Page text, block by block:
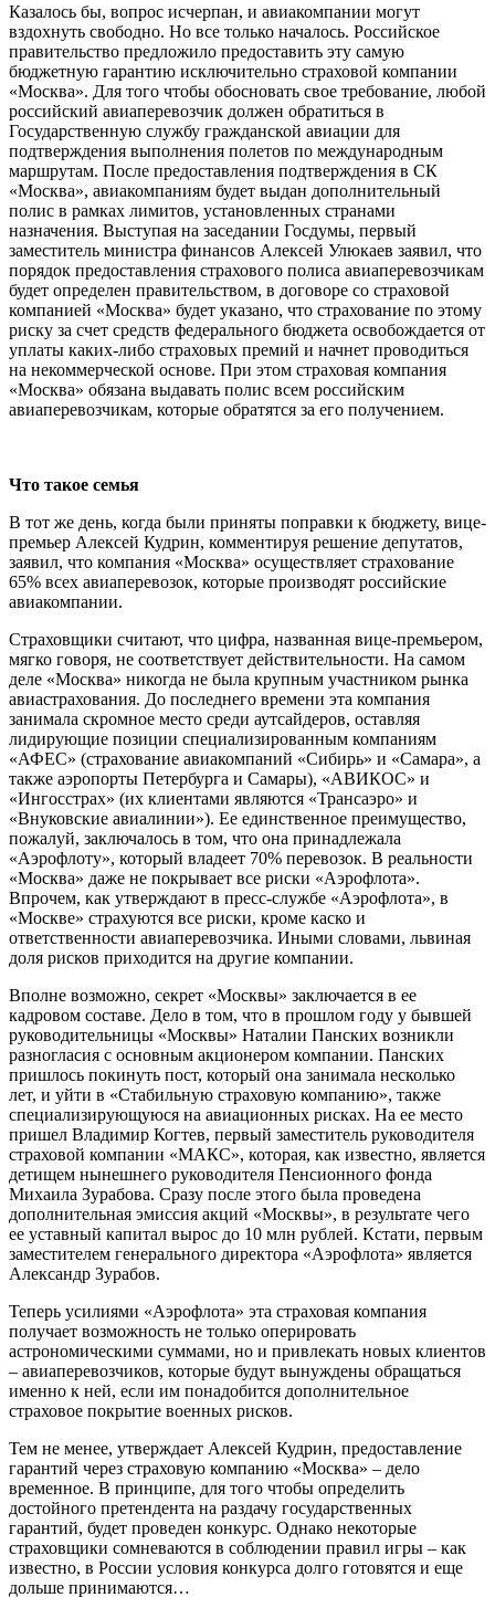
Казалось бы, вопрос исчерпан, и авиакомпании могут
вздохнуть свободно. Но все только началось. Российское
правительство предложило предоставить эту самую
бюджетную гарантию исключительно страховой компании
«Москва». Для того чтобы обосновать свое требование, любой
российский авиаперевозчик должен обратиться в
Государственную службу гражданской авиации для
подтверждения выполнения полетов по международным
маршрутам. После предоставления подтверждения в СК
«Москва», авиакомпаниям будет выдан дополнительный
полис в рамках лимитов, установленных странами
назначения. Выступая на заседании Госдумы, первый
заместитель министра финансов Алексей Улюкаев заявил, что
порядок предоставления страхового полиса авиаперевозчикам
будет определен правительством, в договоре со страховой
компанией «Москва» будет указано, что страхование по этому
риску за счет средств федерального бюджета освобождается от
уплаты каких-либо страховых премий и начнет проводиться
на некоммерческой основе. При этом страховая компания
«Москва» обязана выдавать полис всем российским
авиаперевозчикам, которые обратятся за его получением.
Что такое семья
В тот же день, когда были приняты поправки к бюджету, вице-
премьер Алексей Кудрин, комментируя решение депутатов,
заявил, что компания «Москва» осуществляет страхование
65% всех авиаперевозок, которые производят российские
авиакомпании.
Страховщики считают, что цифра, названная вице-премьером,
мягко говоря, не соответствует действительности. На самом
деле «Москва» никогда не была крупным участником рынка
авиастрахования. До последнего времени эта компания
занимала скромное место среди аутсайдеров, оставляя
лидирующие позиции специализированным компаниям
«АФЕС» (страхование авиакомпаний «Сибирь» и «Самара», а
также аэропорты Петербурга и Самары), «АВИКОС» и
«Ингосстрах» (их клиентами являются «Трансаэро» и
«Внуковские авиалинии»). Ее единственное преимущество,
пожалуй, заключалось в том, что она принадлежала
«Аэрофлоту», который владеет 70% перевозок. В реальности
«Москва» даже не покрывает все риски «Аэрофлота».
Впрочем, как утверждают в пресс-службе «Аэрофлота», в
«Москве» страхуются все риски, кроме каско и
ответственности авиаперевозчика. Иными словами, львиная
доля рисков приходится на другие компании.
Вполне возможно, секрет «Москвы» заключается в ее
кадровом составе. Дело в том, что в прошлом году у бывшей
руководительницы «Москвы» Наталии Панских возникли
разногласия с основным акционером компании. Панских
пришлось покинуть пост, который она занимала несколько
лет, и уйти в «Стабильную страховую компанию», также
специализирующуюся на авиационных рисках. На ее место
пришел Владимир Когтев, первый заместитель руководителя
страховой компании «МАКС», которая, как известно, является
детищем нынешнего руководителя Пенсионного фонда
Михаила Зурабова. Сразу после этого была проведена
дополнительная эмиссия акций «Москвы», в результате чего
ее уставный капитал вырос до 10 млн рублей. Кстати, первым
заместителем генерального директора «Аэрофлота» является
Александр Зурабов.
Теперь усилиями «Аэрофлота» эта страховая компания
получает возможность не только оперировать
астрономическими суммами, но и привлекать новых клиентов
– авиаперевозчиков, которые будут вынуждены обращаться
именно к ней, если им понадобится дополнительное
страховое покрытие военных рисков.
Тем не менее, утверждает Алексей Кудрин, предоставление
гарантий через страховую компанию «Москва» – дело
временное. В принципе, для того чтобы определить
достойного претендента на раздачу государственных
гарантий, будет проведен конкурс. Однако некоторые
страховщики сомневаются в соблюдении правил игры – как
известно, в России условия конкурса долго готовятся и еще
дольше принимаются…